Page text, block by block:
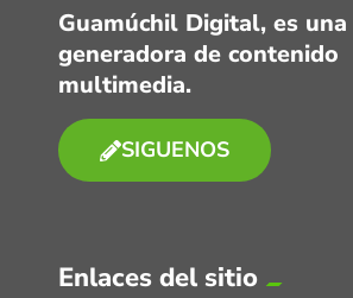
Guamúchil Digital, es una
generadora de contenido
multimedia.
SIGUENOS
Enlaces del sitio